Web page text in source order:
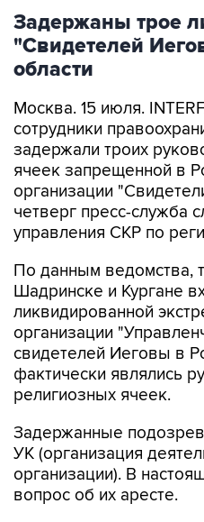
Задержаны трое
"Свидетелей
области
Москва. 15 июля.
сотрудники
задержали троих
ячеек запрещенной в
организации
четверг пресс-служба
управления СКР по
По данным ведомства,
Шадринске и Кургане
ликвидированной
организации
свидетелей Иеговы в
фактически являлись
религиозных ячеек.
Задержанные
УК (организация
организации). В
вопрос об их аресте.